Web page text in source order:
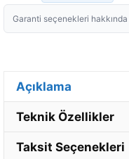
Garanti seçenekleri
Açıklama
Teknik Özellikler
Taksit Seçenekleri